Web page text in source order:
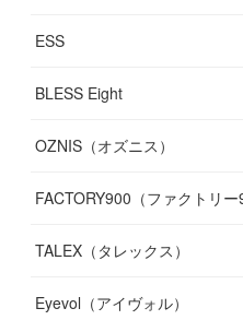
ESS
BLESS Eight
OZNIS（オズニス）
FACTORY900（ファクトリー
TALEX（タレックス）
Eyevol（アイヴォル）